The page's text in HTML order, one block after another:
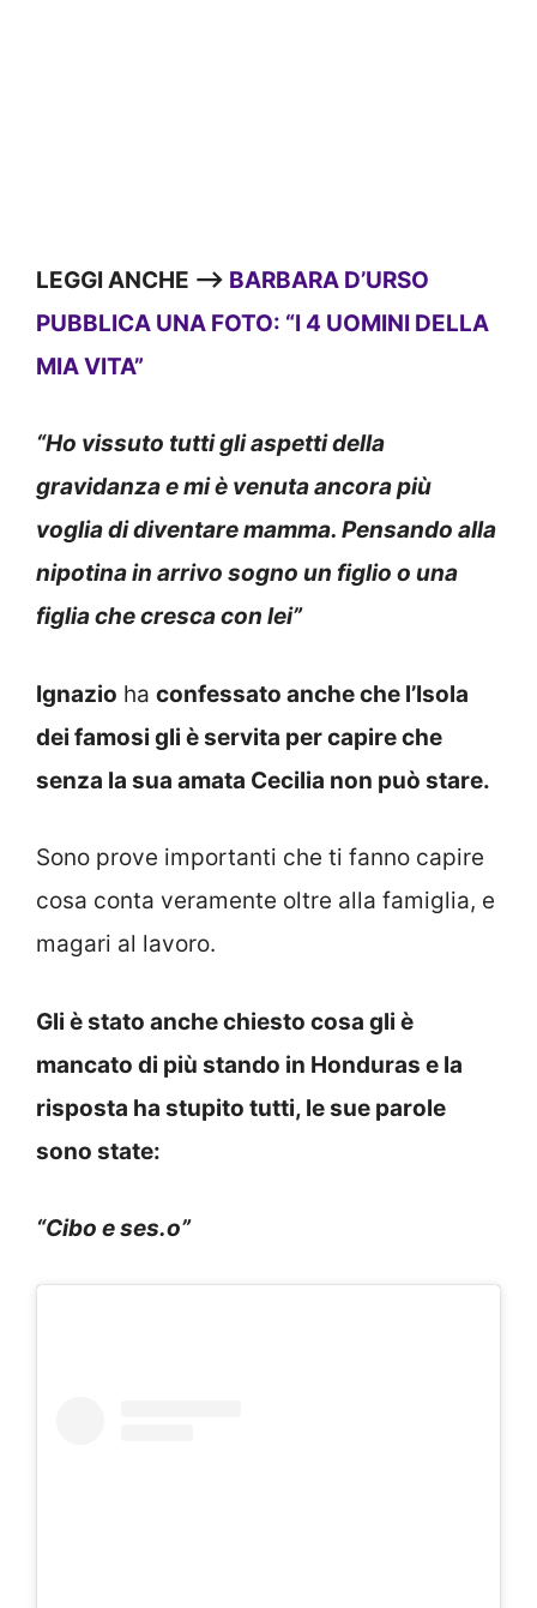
LEGGI ANCHE —> BARBARA D’URSO
PUBBLICA UNA FOTO: “I 4 UOMINI DELLA
MIA VITA”
“Ho vissuto tutti gli aspetti della
gravidanza e mi è venuta ancora più
voglia di diventare mamma. Pensando alla
nipotina in arrivo sogno un figlio o una
figlia che cresca con lei”
Ignazio ha confessato anche che l’Isola
dei famosi gli è servita per capire che
senza la sua amata Cecilia non può stare.
Sono prove importanti che ti fanno capire
cosa conta veramente oltre alla famiglia, e
magari al lavoro.
Gli è stato anche chiesto cosa gli è
mancato di più stando in Honduras e la
risposta ha stupito tutti, le sue parole
sono state:
“Cibo e ses.o”